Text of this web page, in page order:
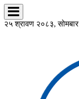
२५ श्रावण २०८३, सोमबार